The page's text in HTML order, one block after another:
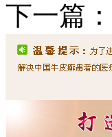
下一篇：